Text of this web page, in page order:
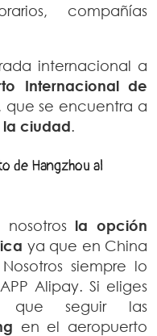
compañías
internacional a
Internacional de
, que se encuentra a
la ciudad.
de Hangzhou al
la opción
ya que en China
siempre lo
Alipay. Si eliges
que seguir las
en el aeropuerto